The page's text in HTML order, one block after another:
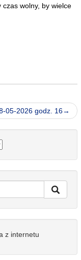
czas wolny, by wielce
05-2026 godz. 16→
z internetu